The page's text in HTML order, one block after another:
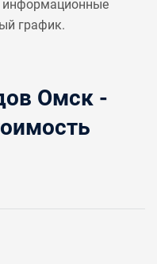
информационные
график.
Омск -